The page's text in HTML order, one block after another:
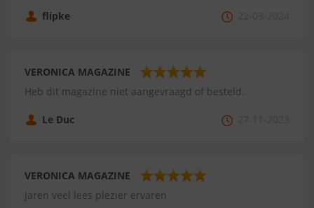
flipke
VERONICA MAGAZINE
Heb dit magazine niet aangevraagd of besteld.
Le Duc
VERONICA MAGAZINE
Jaren veel lees plezier ervaren